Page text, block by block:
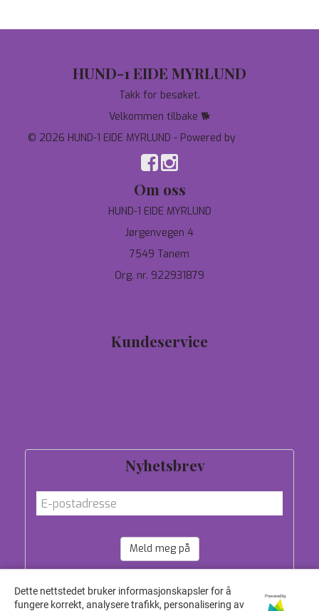
HUND-1 EIDE MYRLUND
Takk for besøket.
Velkommen tilbake 🐕
© 2026 HUND-1 EIDE MYRLUND - Powered by
Om oss
HUND-1 EIDE MYRLUND
Jørgenvegen 4
7549 Tanem
Org. nr. 922931879
Kundeservice
Nyhetsbrev
Meld meg på
Dette nettstedet bruker informasjonskapsler for å
fungere korrekt, analysere trafikk, personalisering av
Powered by